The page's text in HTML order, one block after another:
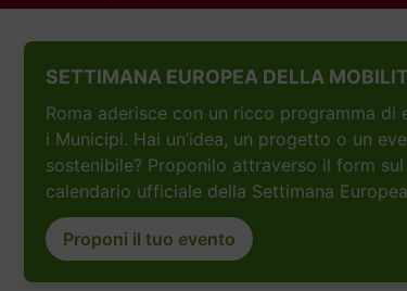
SETTIMANA EUROPEA DELLA
Roma aderisce con un ricco programma
i Municipi. Hai un’idea, un progetto o un
sostenibile? Proponilo attraverso il form
calendario ufficiale della Settimana
Proponi il tuo evento